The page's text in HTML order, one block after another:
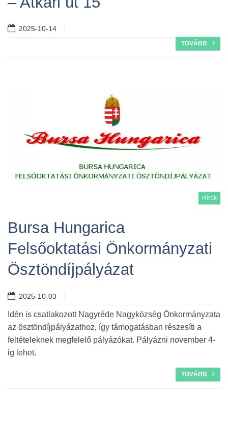
2025-10-14
TOVÁBB
Hírek
Tovább
Bursa Hungarica
Felsőoktatási Önkormányzati
Ösztöndíjpályázat
2025-10-03
Idén is csatlakozott Nagyréde Nagyközség Önkormányzata
az ösztöndíjpályázathoz, így támogatásban részesíti a
feltételeknek megfelelő pályázókat. Pályázni november 4-
ig lehet.
TOVÁBB